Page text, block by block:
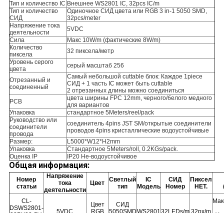
Тип и количество IC Внешнее WS2801 IC, 32pcs IC/m
Тип и количество
СИД
Одиночное СИД цвета или RGB 3 in-1 5050 SMD,
32pcs/meter
Напряжение тока
деятельности
5VDC
Сила
Макс 10W/m (фактические 8W/m)
Количество
пиксела
32 пиксела/метр
Уровень серого
цвета
серый масштаб 256
Отрезанный и
соединенный
Самый небольшой cuttable блок: Каждое 1piece
СИД + 1 часть IC может быть cuttable
2 отрезанных длины можно соединиться
PCB
цвета ширины FPC 12mm, черного/белого медного
для вариантов
Упаковка
стандартное 5Meters/reel/pack
Руководство или
соединители
провода
соединитель 4pins JST SM/открытые соединители
проводов 4pins кристаллические водоустойчивые
Размер:
L5000*W12*H2mm
Упаковка
Стандартное 5Meters/roll, 0.2KGs/pack.
Оценка IP
IP20 Не-водоустойчивое
Общая информация:
Номер
статьи
Напряжение
тока
деятельности
Цвет
Светлый
тип
IC
Модель
СИД
Номер
Пиксел
НЕТ.
CL-
DSWS2801-
Цвет
СИД